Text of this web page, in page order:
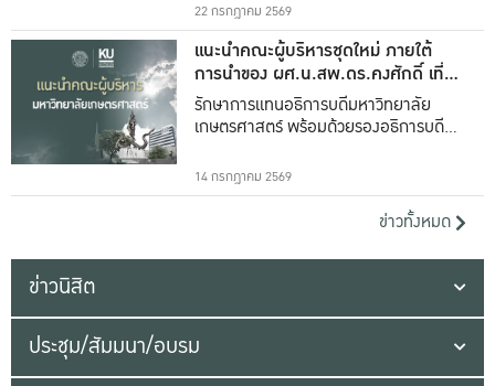
22 กรกฎาคม 2569
แนะนำคณะผู้บริหารชุดใหม่ ภายใต้
การนำของ ผศ.น.สพ.ดร.คงศักดิ์ เที่ยง
ธรรม
รักษาการแทนอธิการบดีมหาวิทยาลัย
เกษตรศาสตร์ พร้อมด้วยรองอธิการบดีทั้ง
14 กรกฎาคม 2569
ข่าวทั้งหมด
ข่าวนิสิต
ประชุม/สัมมนา/อบรม